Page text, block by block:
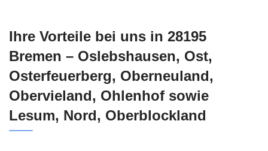
Ihre Vorteile bei uns in 28195
Bremen – Oslebshausen, Ost,
Osterfeuerberg, Oberneuland,
Obervieland, Ohlenhof sowie
Lesum, Nord, Oberblockland